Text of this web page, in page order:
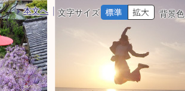
本文へ 文字サイズ 背景色